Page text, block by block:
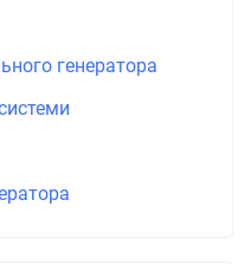
генератора